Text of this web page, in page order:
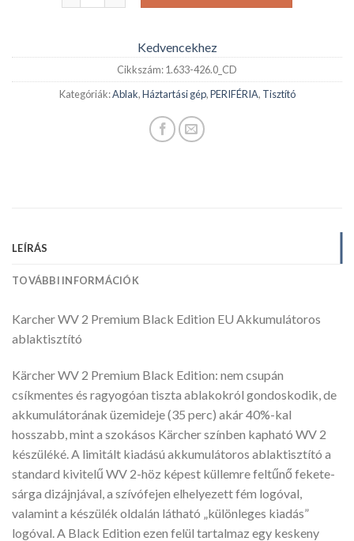
Kedvencekhez
Cikkszám:1.633-426.0_CD
Kategóriák:Ablak,Háztartási gép,PERIFÉRIA, Tisztító
LEÍRÁS
TOVÁBBI INFORMÁCIÓK
Karcher WV 2 Premium Black Edition EU Akkumulátoros
ablaktisztító
Kärcher WV 2 Premium Black Edition: nem csupán
csíkmentes és ragyogóan tiszta ablakokról gondoskodik, de
akkumulátorának üzemideje (35 perc) akár 40%-kal
hosszabb, mint a szokásos Kärcher színben kapható WV 2
készüléké. A limitált kiadású akkumulátoros ablaktisztító a
standard kivitelű WV 2-höz képest küllemre feltűnő fekete-
sárga dizájnjával, a szívófejen elhelyezett fém logóval,
valamint a készülék oldalán látható „különleges kiadás”
logóval. A Black Edition ezen felül tartalmaz egy keskeny